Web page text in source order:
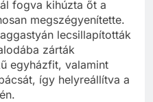
fogva kihúzta őt a
megszégyenítette.
lecsillapították
zárták
egyházfit, valamint
így helyreállítva a